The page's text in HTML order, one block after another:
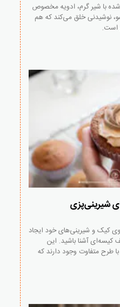
با شیر گرم، ادویه مخصوص
نوشیدنی‌ خلق می‌کند که هم
است.
شیرینی‌پزی
کیک و شیرینی‌های خود ایجاد
کیسه‌ای آشنا باشید. این
طرح متفاوت وجود دارند که